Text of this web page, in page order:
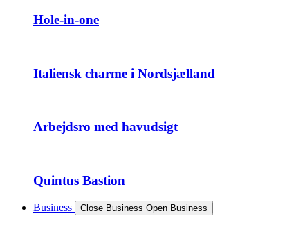
Hole-in-one
Italiensk charme i Nordsjælland
Arbejdsro med havudsigt
Quintus Bastion
Business Close Business Open Business